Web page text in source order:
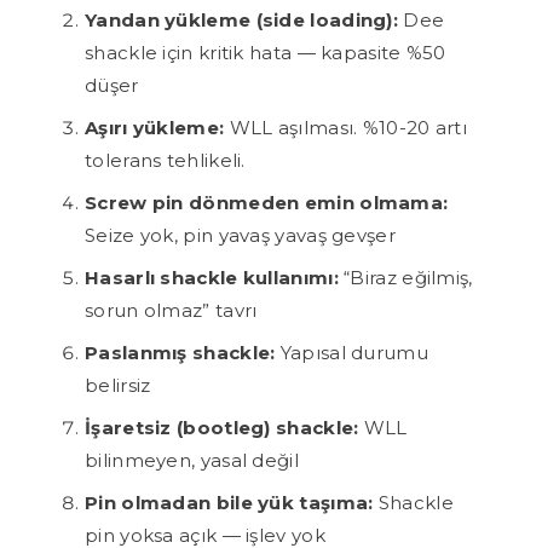
Yandan yükleme (side loading): Dee
shackle için kritik hata — kapasite %50
düşer
Aşırı yükleme: WLL aşılması. %10-20 artı
tolerans tehlikeli.
Screw pin dönmeden emin olmama:
Seize yok, pin yavaş yavaş gevşer
Hasarlı shackle kullanımı:“Biraz eğilmiş,
sorun olmaz” tavrı
Paslanmış shackle: Yapısal durumu
belirsiz
İşaretsiz (bootleg) shackle: WLL
bilinmeyen, yasal değil
Pin olmadan bile yük taşıma: Shackle
pin yoksa açık — işlev yok